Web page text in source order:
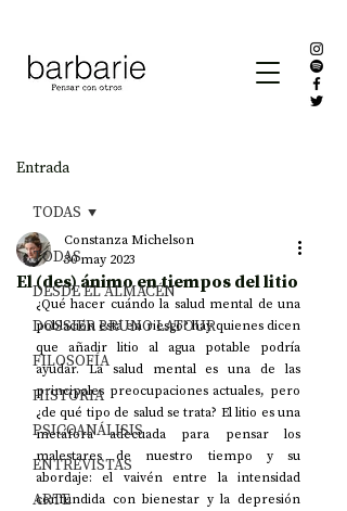
Entrada
TODAS
DESDE EL ALMACÉN
DOSSIER BRUNO LATOUR
FILOSOFÍA
HISTORIA
PSICOANÁLISIS
ENTREVISTAS
ARTE
TODAS
El (des) ánimo en tiempos del litio
Constanza Michelson
30 may 2023
¿Qué hacer cuándo la salud mental de una
población está en riesgo? hay quienes dicen
que añadir litio al agua potable podría
ayudar. La salud mental es una de las
principales preocupaciones actuales, pero
¿de qué tipo de salud se trata? El litio es una
metáfora adecuada para pensar los
malestares de nuestro tiempo y su
abordaje: el vaivén entre la intensidad
confundida con bienestar y la depresión